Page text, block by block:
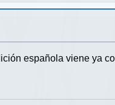
española viene ya